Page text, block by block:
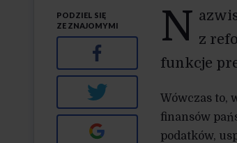
N z
funkcje
Wówczas to,
finansów
podatków,
PODZIEL SIĘ
ZE ZNAJOMYMI
Facebook
Twitter